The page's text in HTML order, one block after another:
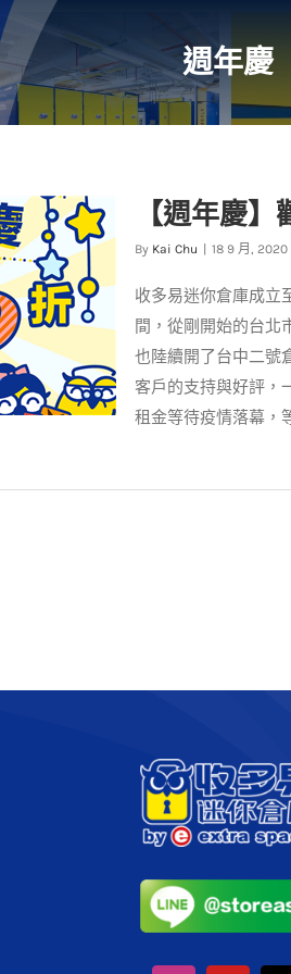
週年慶
【週年慶
By Kai Chu 18 9 月, 2020
收多易迷你倉庫成立
間，從剛開始的台北
也陸續開了台中二號
客戶的支持與好評，
租金等待疫情落幕，